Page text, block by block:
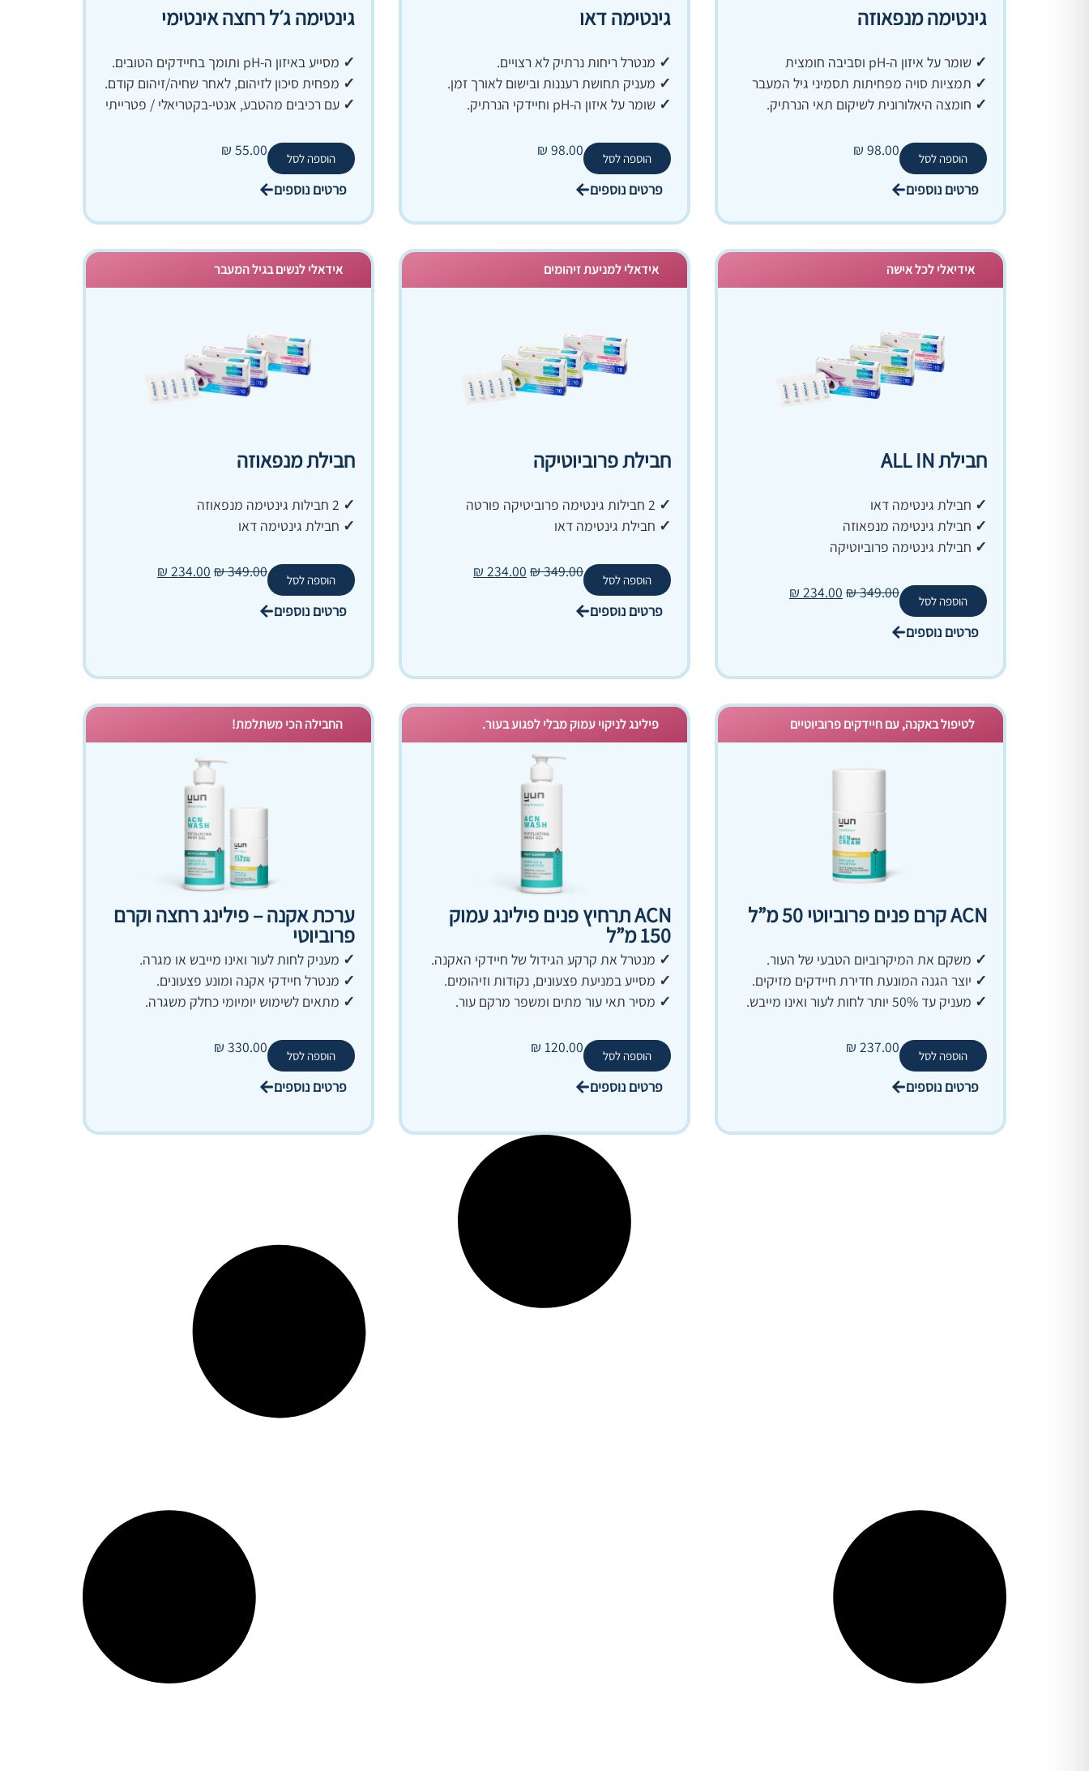
גינטימה מנפאוזה
✓ שומר על איזון ה-pH וסביבה חומצית
✓ תמציות סויה מפחיתות תסמיני גיל המעבר
✓ חומצה היאלורונית לשיקום תאי הנרתיק.
הוספה לסל 98.00
₪
פרטים נוספים
גינטימה דאו
✓ מנטרל ריחות נרתיק לא רצויים.
✓ מעניק תחושת רעננות ובישום לאורך זמן.
✓ שומר על איזון ה-pH וחיידקי הנרתיק.
הוספה לסל 98.00
₪
פרטים נוספים
גינטימה ג׳ל רחצה אינטימי
✓ מסייע באיזון ה-pH ותומך בחיידקים הטובים.
✓ מפחית סיכון לזיהום, לאחר שחיה/זיהום קודם.
✓ עם רכיבים מהטבע, אנטי‑בקטריאלי / פטרייתי
הוספה לסל 55.00
₪
פרטים נוספים
אידיאלי לכל אישה
חבילת ALL IN
✓ חבילת גינטימה דאו
✓ חבילת גינטימה מנפאוזה
✓ חבילת גינטימה פרוביוטיקה
הוספה לסל 349.00
₪
234.00
₪
פרטים נוספים
אידאלי למניעת זיהומים
חבילת פרוביוטיקה
✓
✓ חבילת גינטימה דאו
הוספה לסל 349.00
₪
234.00
₪
פרטים נוספים
אידאלי לנשים בגיל המעבר
חבילת מנפאוזה
✓
✓ חבילת גינטימה דאו
הוספה לסל 349.00
₪
234.00
₪
פרטים נוספים
לטיפול באקנה, עם חיידקים פרוביוטיים
ACN קרם פנים פרוביוטי 50 מ”ל
✓ משקם את המיקרוביום הטבעי של העור.
✓ יוצר הגנה המונעת חדירת חיידקים מזיקים.
✓ מעניק עד 50% יותר לחות לעור ואינו מייבש.
הוספה לסל 237.00
₪
פרטים נוספים
פילינג לניקוי עמוק מבלי לפגוע בעור.
ACN תרחיץ פנים פילינג עמוק
150 מ”ל
✓ מנטרל את קרקע הגידול של חיידקי האקנה.
✓ מסייע במניעת פצעונים, נקודות וזיהומים.
✓ מסיר תאי עור מתים ומשפר מרקם עור.
הוספה לסל 120.00
₪
פרטים נוספים
החבילה הכי משתלמת!
ערכת אקנה – פילינג רחצה וקרם
פרוביוטי
✓ מעניק לחות לעור ואינו מייבש או מגרה.
✓ מנטרל חיידקי אקנה ומונע פצעונים.
✓ מתאים לשימוש יומיומי כחלק משגרה.
הוספה לסל 330.00
₪
פרטים נוספים